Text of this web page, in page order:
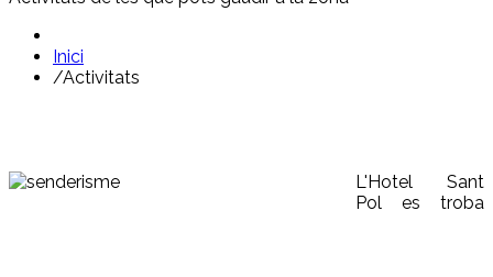
Inici
/Activitats
L'Hotel Sant
Pol es troba